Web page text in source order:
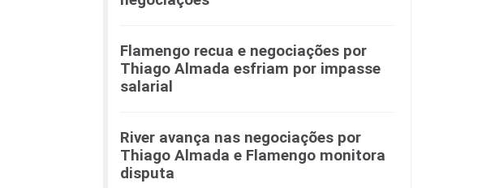
Flamengo recua e negociações por
Thiago Almada esfriam por impasse
salarial
River avança nas negociações por
Thiago Almada e Flamengo monitora
disputa